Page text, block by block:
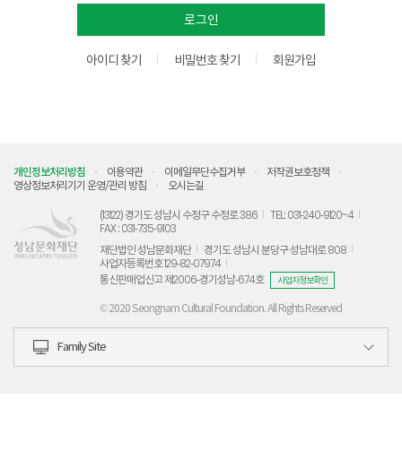
아이디 찾기 비밀번호 찾기 회원가입
개인정보처리방침 이용약관 이메일무단수집거부
저작권보호정책
영상정보처리기기 운영/관리 방침
오시는길
(13122) 경기도 성남시 수정구 수정로 386
TEL: 031-240-9120~4
FAX : 031-735-9103
재단법인 성남문화재단
경기도 성남시 분당구 성남대로 808
사업자등록번호 129-82-07974
통신판매업신고 제2006-경기성남-674호
사업자정보확인
© 2020 Seongnam Cultural Foundation. All Rights Reserved
Family Site